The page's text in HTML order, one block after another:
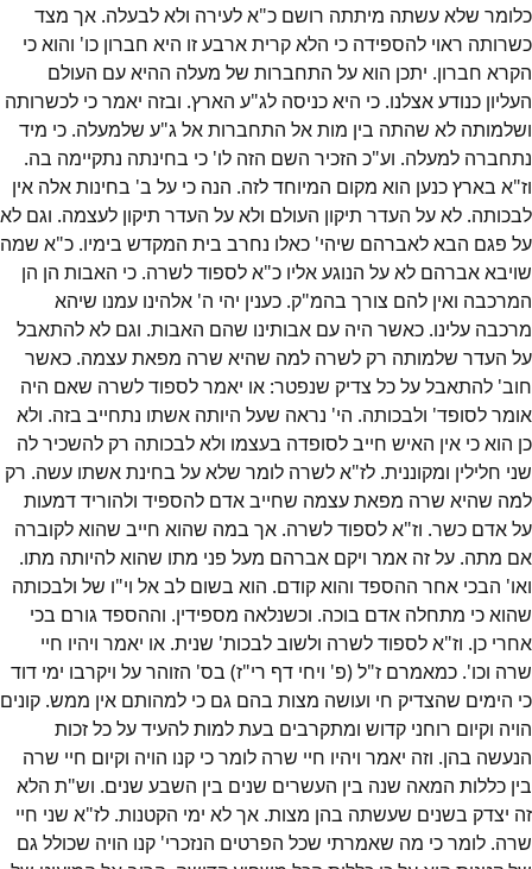
כלומר שלא עשתה מיתתה רושם כ"א לעירה ולא לבעלה. אך מצד
כשרותה ראוי להספידה כי הלא קרית ארבע זו היא חברון כו' והוא כי
הקרא חברון. יתכן הוא על התחברות של מעלה ההיא עם העולם
העליון כנודע אצלנו. כי היא כניסה לג"ע הארץ. ובזה יאמר כי לכשרותה
ושלמותה לא שהתה בין מות אל התחברות אל ג"ע שלמעלה. כי מיד
נתחברה למעלה. וע"כ הזכיר השם הזה לו' כי בחינתה נתקיימה בה.
וז"א בארץ כנען הוא מקום המיוחד לזה. הנה כי על ב' בחינות אלה אין
לבכותה. לא על העדר תיקון העולם ולא על העדר תיקון לעצמה. וגם לא
על פגם הבא לאברהם שיהי' כאלו נחרב בית המקדש בימיו. כ"א שמה
שויבא אברהם לא על הנוגע אליו כ"א לספוד לשרה. כי האבות הן הן
המרכבה ואין להם צורך בהמ"ק. כענין יהי ה' אלהינו עמנו שיהא
מרכבה עלינו. כאשר היה עם אבותינו שהם האבות. וגם לא להתאבל
על העדר שלמותה רק לשרה למה שהיא שרה מפאת עצמה. כאשר
חוב' להתאבל על כל צדיק שנפטר: או יאמר לספוד לשרה שאם היה
אומר לסופד' ולבכותה. הי' נראה שעל היותה אשתו נתחייב בזה. ולא
כן הוא כי אין האיש חייב לסופדה בעצמו ולא לבכותה רק להשכיר לה
שני חלילין ומקוננית. לז"א לשרה לומר שלא על בחינת אשתו עשה. רק
למה שהיא שרה מפאת עצמה שחייב אדם להספיד ולהוריד דמעות
על אדם כשר. וז"א לספוד לשרה. אך במה שהוא חייב שהוא לקוברה
אם מתה. על זה אמר ויקם אברהם מעל פני מתו שהוא להיותה מתו.
ואו' הבכי אחר ההספד והוא קודם. הוא בשום לב אל וי"ו של ולבכותה
שהוא כי מתחלה אדם בוכה. וכשנלאה מספידין. וההספד גורם בכי
אחרי כן. וז"א לספוד לשרה ולשוב לבכות' שנית. או יאמר ויהיו חיי
שרה וכו'. כמאמרם ז"ל (פ' ויחי דף רי"ז) בס' הזוהר על ויקרבו ימי דוד
כי הימים שהצדיק חי ועושה מצות בהם גם כי למהותם אין ממש. קונים
הויה וקיום רוחני קדוש ומתקרבים בעת למות להעיד על כל זכות
הנעשה בהן. וזה יאמר ויהיו חיי שרה לומר כי קנו הויה וקיום חיי שרה
בין כללות המאה שנה בין העשרים שנים בין השבע שנים. וש"ת הלא
זה יצדק בשנים שעשתה בהן מצות. אך לא ימי הקטנות. לז"א שני חיי
שרה. לומר כי מה שאמרתי שכל הפרטים הנזכרי' קנו הויה שכולל גם